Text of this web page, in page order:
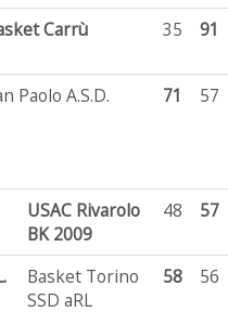
Carrù 35 91
Paolo A.S.D. 71 57
USAC Rivarolo
BK 2009
48 57
Basket Torino
SSD aRL
58 56